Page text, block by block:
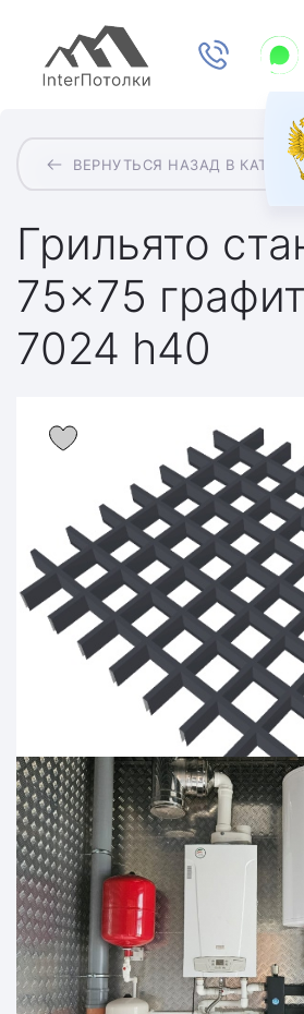
ВЕРНУТЬСЯ НАЗАД В
Грильято
75×75
7024 h40